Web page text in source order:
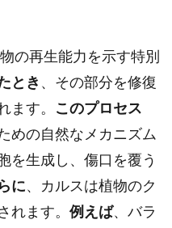
の再生能力を示す特別
とき 、その部分を修復
ます。 このプロセス
めの自然なメカニズム
を生成し、傷口を覆う
に、カルスは植物のク
れます。 例えば、バラ